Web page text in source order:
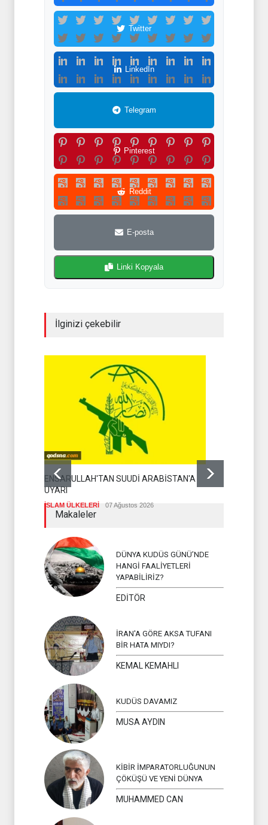
Twitter
LinkedIn
Telegram
Pinterest
Reddit
E-posta
Linki Kopyala
İlginizi çekebilir
ENSARULLAH'TAN SUUDİ ARABİSTAN'A
UYARI
İSLAM ÜLKELERİ 07 Ağustos 2026
Makaleler
DÜNYA KUDÜS GÜNÜ’NDE
HANGİ FAALİYETLERİ
YAPABİLİRİZ?
EDİTÖR
İRAN'A GÖRE AKSA TUFANI
BİR HATA MIYDI?
KEMAL KEMAHLI
KUDÜS DAVAMIZ
MUSA AYDIN
KİBİR İMPARATORLUĞUNUN
ÇÖKÜŞÜ VE YENİ DÜNYA
MUHAMMED CAN